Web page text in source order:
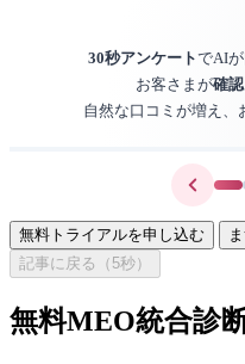
30秒アンケートでAI
お客さまが確
自然な口コミが増え、
無料トライアルを申し込む
記事に戻る（ 5秒）
無料MEO統合診